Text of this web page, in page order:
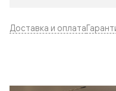
Доставка и оплата